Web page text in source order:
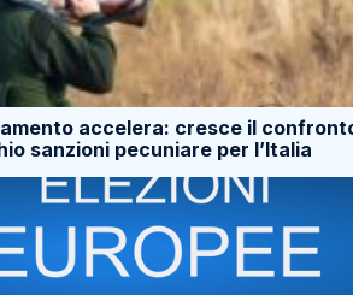
accelera: cresce il
sanzioni pecuniare per l’Italia